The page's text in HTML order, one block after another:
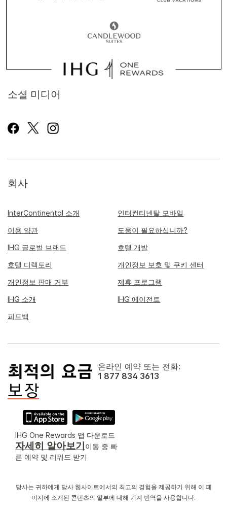
소셜 미디어
회사
InterContinental 소개
인터컨티넨탈 모바일
이용 약관
도움이 필요하십니까?
IHG 글로벌 브랜드
호텔 개발
호텔 디렉토리
개인정보 보호 및 쿠키 센터
개인정보 판매 거부
제휴 프로그램
IHG 소개
IHG 에이전트
피드백
온라인 예약 또는 전화:
1 877 834 3613
IHG One Rewards 앱 다운로드
자세히 알아보기 이동 중 빠
른 예약 및 리워드 받기
당사는 귀하에게 당사 웹사이트에서의 최고의 경험을 제공하기 위해 이 페
이지에 소개된 콘텐츠의 일부에 대해 기계 번역을 사용합니다.